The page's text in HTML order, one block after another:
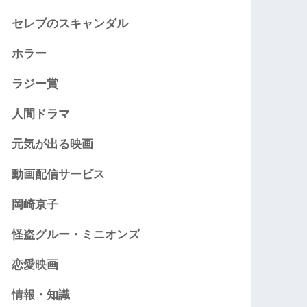
セレブのスキャンダル
ホラー
ラジー賞
人間ドラマ
元気が出る映画
動画配信サービス
岡崎京子
怪盗グルー・ミニオンズ
恋愛映画
情報・知識